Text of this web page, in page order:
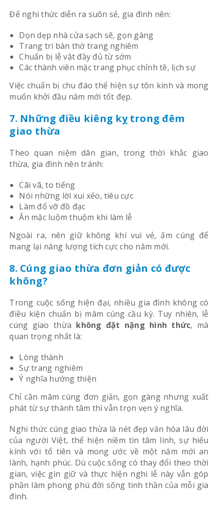
Để nghi thức diễn ra suôn sẻ, gia đình nên:
Dọn dẹp nhà cửa sạch sẽ, gọn gàng
Trang trí bàn thờ trang nghiêm
Chuẩn bị lễ vật đầy đủ từ sớm
Các thành viên mặc trang phục chỉnh tề, lịch sự
Việc chuẩn bị chu đáo thể hiện sự tôn kính và mong
muốn khởi đầu năm mới tốt đẹp.
7. Những điều kiêng kỵ trong đêm
giao thừa
Theo quan niệm dân gian, trong thời khắc giao
thừa, gia đình nên tránh:
Cãi vã, to tiếng
Nói những lời xui xẻo, tiêu cực
Làm đổ vỡ đồ đạc
Ăn mặc luộm thuộm khi làm lễ
Ngoài ra, nên giữ không khí vui vẻ, ấm cúng để
mang lại năng lượng tích cực cho năm mới.
8. Cúng giao thừa đơn giản có được
không?
Trong cuộc sống hiện đại, nhiều gia đình không có
điều kiện chuẩn bị mâm cúng cầu kỳ. Tuy nhiên, lễ
cúng giao thừa không đặt nặng hình thức, mà
quan trọng nhất là:
Lòng thành
Sự trang nghiêm
Ý nghĩa hướng thiện
Chỉ cần mâm cúng đơn giản, gọn gàng nhưng xuất
phát từ sự thành tâm thì vẫn trọn vẹn ý nghĩa.
Nghi thức cúng giao thừa là nét đẹp văn hóa lâu đời
của người Việt, thể hiện niềm tin tâm linh, sự hiếu
kính với tổ tiên và mong ước về một năm mới an
lành, hạnh phúc. Dù cuộc sống có thay đổi theo thời
gian, việc gìn giữ và thực hiện nghi lễ này vẫn góp
phần làm phong phú đời sống tinh thần của mỗi gia
đình.